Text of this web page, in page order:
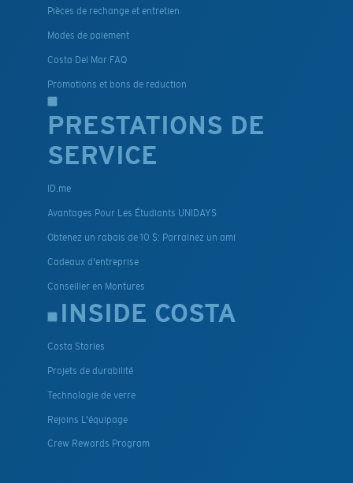
Pièces de rechange et entretien
Modes de paiement
Costa Del Mar FAQ
Promotions et bons de reduction
PRESTATIONS DE
SERVICE
ID.me
Avantages Pour Les Étudiants UNIDAYS
Obtenez un rabais de 10 $: Parrainez un ami
Cadeaux d'entreprise
Conseiller en Montures
INSIDE COSTA
Costa Stories
Projets de durabilité
Technologie de verre
Rejoins L'équipage
Crew Rewards Program